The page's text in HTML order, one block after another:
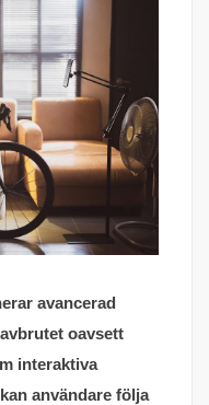
avancerad
oavsett
interaktiva
användare följa